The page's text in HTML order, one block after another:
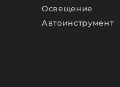
Освещение
Автоинструмент